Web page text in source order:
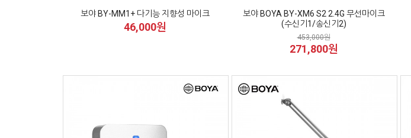
보야 BY-MM1+ 다기능 지향성 마이크
46,000원
보야 BOYA BY-XM6 S2 2.4G 무선마이크
(수신기1/송신기2)
453,000원
271,800원